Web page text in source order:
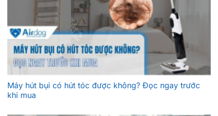
Máy hút bụi có hút tóc được không? Đọc ngay trước
khi mua